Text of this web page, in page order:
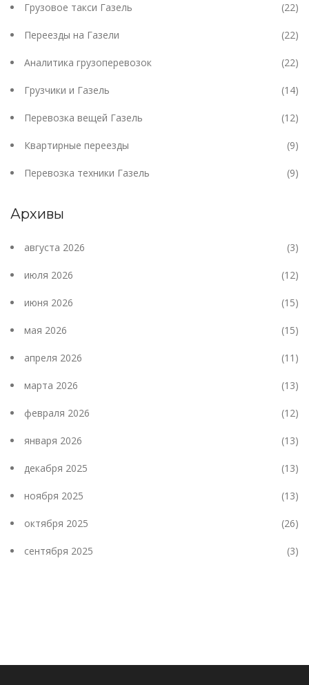
Грузовое такси Газель (22)
Переезды на Газели (22)
Аналитика грузоперевозок (22)
Грузчики и Газель (14)
Перевозка вещей Газель (12)
Квартирные переезды (9)
Перевозка техники Газель (9)
Архивы
августа 2026 (3)
июля 2026 (12)
июня 2026 (15)
мая 2026 (15)
апреля 2026 (11)
марта 2026 (13)
февраля 2026 (12)
января 2026 (13)
декабря 2025 (13)
ноября 2025 (13)
октября 2025 (26)
сентября 2025 (3)